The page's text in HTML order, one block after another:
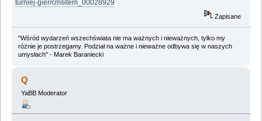
turniej-gier/cmsitem_00028929
Zapisane
"Wśród wydarzeń wszechświata nie ma ważnych i nieważnych, tylko my
różnie je postrzegamy. Podział na ważne i nieważne odbywa się w naszych
umysłach" - Marek Baraniecki
Q
YaBB Moderator